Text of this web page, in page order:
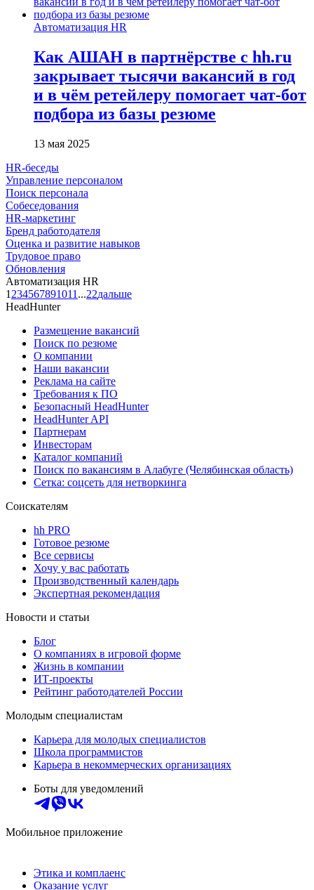
Автоматизация HR
Как АШАН в партнёрстве с hh.ru
закрывает тысячи вакансий в год
и в чём ретейлеру помогает чат-бот
подбора из базы резюме
13 мая 2025
HR-беседы
Управление персоналом
Поиск персонала
Собеседования
HR-маркетинг
Бренд работодателя
Оценка и развитие навыков
Трудовое право
Обновления
Автоматизация HR
1 234567891011 ...22дальше
HeadHunter
Размещение вакансий
Поиск по резюме
О компании
Наши вакансии
Реклама на сайте
Требования к ПО
Безопасный HeadHunter
HeadHunter API
Партнерам
Инвесторам
Каталог компаний
Поиск по вакансиям в Алабуге (Челябинская область)
Сетка: соцсеть для нетворкинга
Соискателям
hh PRO
Готовое резюме
Все сервисы
Хочу у вас работать
Производственный календарь
Экспертная рекомендация
Новости и статьи
Блог
О компаниях в игровой форме
Жизнь в компании
ИТ-проекты
Рейтинг работодателей России
Молодым специалистам
Карьера для молодых специалистов
Школа программистов
Карьера в некоммерческих организациях
Боты для уведомлений
Мобильное приложение
Этика и комплаенс
Оказание услуг